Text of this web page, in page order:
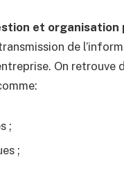
et organisation
de
On
;
;